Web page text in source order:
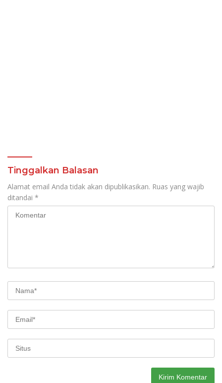
Tinggalkan Balasan
Alamat email Anda tidak akan dipublikasikan. Ruas yang wajib
ditandai *